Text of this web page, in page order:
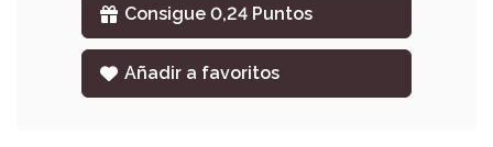
Consigue 0,24 Puntos
Añadir a favoritos